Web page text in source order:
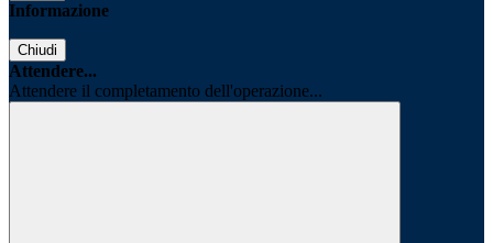
Informazione
Chiudi
Attendere...
Attendere il completamento dell'operazione...